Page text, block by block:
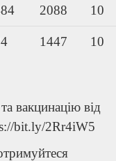
2088 10
1447 10
вакцинацію від
bit.ly/2Rr4iW5